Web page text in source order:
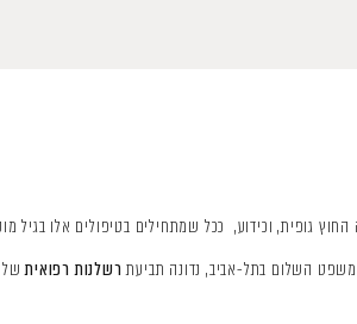
גופית, וכידוע, ככל שמתחילים בטיפולים אלו בגיל
רשלנות רפואיתשל